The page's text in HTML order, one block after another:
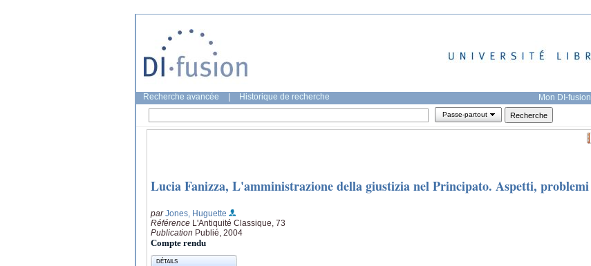
Recherche avancée Historique de recherche Mon DI-fusion
Passe-partout
Lucia Fanizza, L'amministrazione della giustizia nel Principato. Aspetti, problemi
parJones, Huguette
Référence L'Antiquité Classique, 73
Publication Publié, 2004
Compte rendu
DÉTAILS